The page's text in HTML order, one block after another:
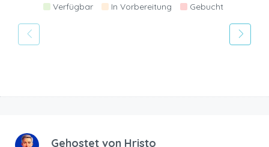
Verfügbar In Vorbereitung Gebucht
Gehostet von Hristo